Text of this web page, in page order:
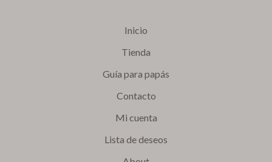
Inicio
Tienda
Guía para papás
Contacto
Mi cuenta
Lista de deseos